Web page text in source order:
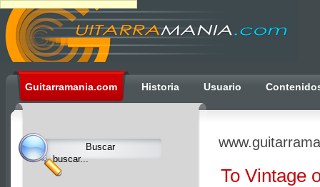
Guitarramania.com Historia Usuario
Ulti
Clocks,
an
Ulti
Joomla
product
To Vintage